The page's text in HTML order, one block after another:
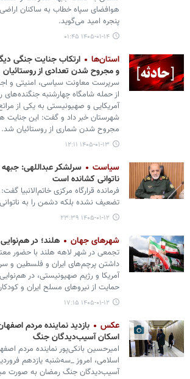
هوافضای سپاه خطاب به ساکنان
پنجره امید می‌گوید.
۱۴۰۵-۰۱-۱۴ ۰۱:۴۵
استان‌ها
ارتکاب جنایت جنگی
و مجروح شدن تعدادی از روستائیان
سرپرست معاونت سیاسی، امنیتی و
از حمله شامگاه چهارشنبه جنگنده‌های
آمریکایی و صهیونیستی به یکی از
شهرستان خبر داد و گفت: این جنایت
مجروح شدن شماری از روستائیان شد.
۱۴۰۵-۰۱-۱۳ ۱۲:۱۱
سیاست
سرلشکر عبداللهی:
ناتوانی کشانده است
فرمانده قرارگاه مرکزی خاتم‌الانبیا
تضعیف نشده بلکه دشمن را به
۱۴۰۵-۰۱-۱۲ ۲۳:۳۹
شهرهای جهان هلند؛ در
تجمعی در شهر لاهه هلند با حضور
داشتن پرچم‌های ایران و فلسطین و
آمریکا و رژیم صهیونیستی، در
حمایت از نیروهای مسلح ایران و
۱۴۰۵-۰۱-۱۲ ۱۷:۱۵
عکس
بازدید نماینده مردم
اسکان آسیب‌دیدگان جنگ
امیرحسین بانکی‌پور نماینده مردم
اسلامی، امروز _سه‌شنبه یازدهم
آسیب‌دیدگان جنگ رمضان به صورت